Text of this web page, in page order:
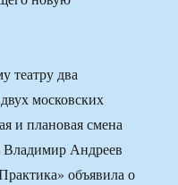
театру два
московских
и плановая смена
Владимир Андреев
объявила о